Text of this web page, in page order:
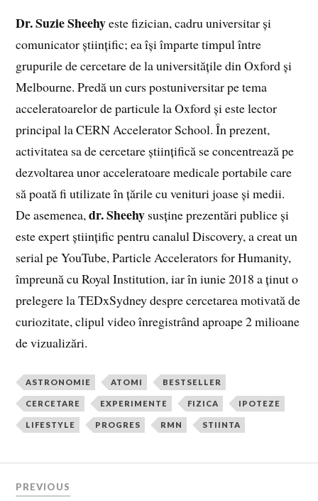
Dr. Suzie Sheehyeste fizician, cadru universitar și
comunicator științific; ea își împarte timpul între
grupurile de cercetare de la universitățile din Oxford și
Melbourne. Predă un curs postuniversitar pe tema
acceleratoarelor de particule la Oxford și este lector
principal la CERN Accelerator School. În prezent,
activitatea sa de cercetare științifică se concentrează pe
dezvoltarea unor acceleratoare medicale portabile care
să poată fi utilizate în țările cu venituri joase și medii.
De asemenea,dr. Sheehy susține prezentări publice și
este expert științific pentru canalul Discovery, a creat un
serial pe YouTube, Particle Accelerators for Humanity,
împreună cu Royal Institution, iar în iunie 2018 a ținut o
prelegere la TEDxSydney despre cercetarea motivată de
curiozitate, clipul video înregistrând aproape 2 milioane
de vizualizări.
ASTRONOMIE ATOMI BESTSELLER
CERCETARE EXPERIMENTE FIZICA IPOTEZE
LIFESTYLE PROGRES RMN STIINTA
PREVIOUS